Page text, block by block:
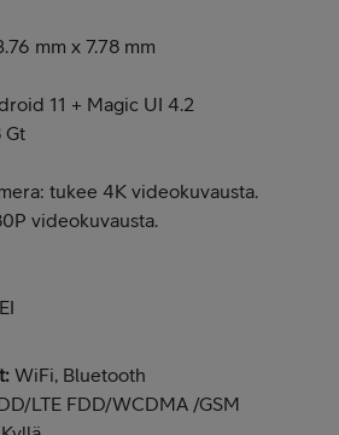
mm x 7.78 mm
11 + Magic UI 4.2
Gt
tukee 4K videokuvausta.
videokuvausta.
EI
WiFi, Bluetooth
LTE FDD/WCDMA /GSM